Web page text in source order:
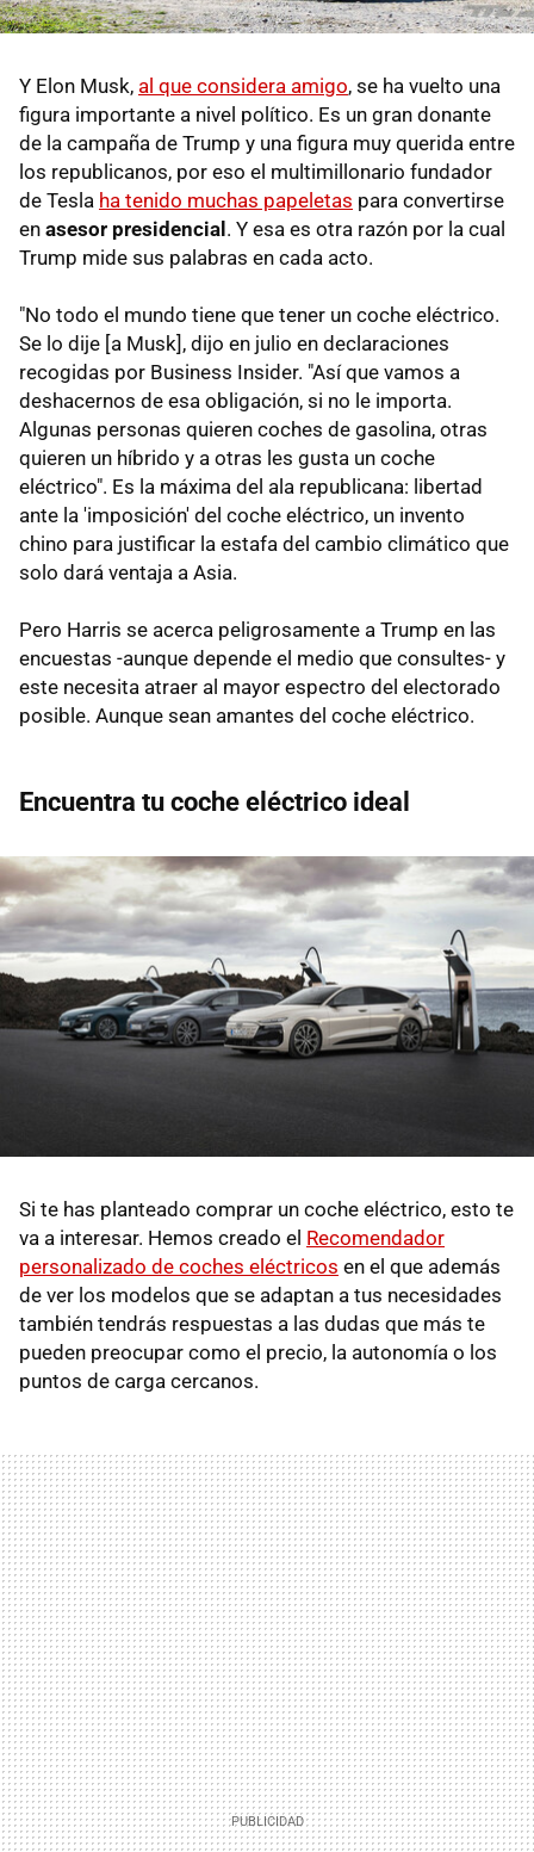
Y Elon Musk, al que considera amigo, se ha vuelto una
figura importante a nivel político. Es un gran donante
de la campaña de Trump y una figura muy querida entre
los republicanos, por eso el multimillonario fundador
de Tesla ha tenido muchas papeletas para convertirse
en asesor presidencial . Y esa es otra razón por la cual
Trump mide sus palabras en cada acto.
"No todo el mundo tiene que tener un coche eléctrico.
Se lo dije [a Musk], dijo en julio en declaraciones
recogidas por Business Insider. "Así que vamos a
deshacernos de esa obligación, si no le importa.
Algunas personas quieren coches de gasolina, otras
quieren un híbrido y a otras les gusta un coche
eléctrico". Es la máxima del ala republicana: libertad
ante la 'imposición' del coche eléctrico, un invento
chino para justificar la estafa del cambio climático que
solo dará ventaja a Asia.
Pero Harris se acerca peligrosamente a Trump en las
encuestas -aunque depende el medio que consultes- y
este necesita atraer al mayor espectro del electorado
posible. Aunque sean amantes del coche eléctrico.
Encuentra tu coche eléctrico ideal
Si te has planteado comprar un coche eléctrico, esto te
va a interesar. Hemos creado el Recomendador
personalizado de coches eléctricos en el que además
de ver los modelos que se adaptan a tus necesidades
también tendrás respuestas a las dudas que más te
pueden preocupar como el precio, la autonomía o los
puntos de carga cercanos.